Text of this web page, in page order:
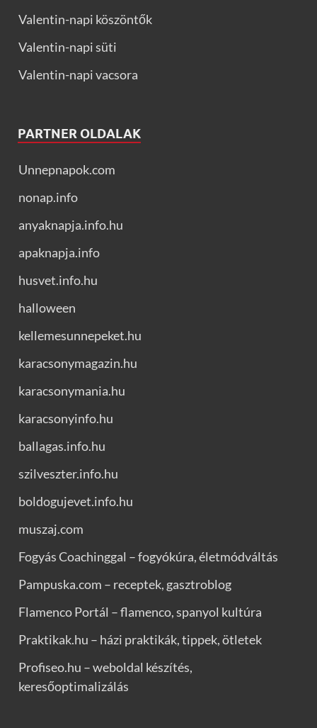
Valentin-napi köszöntők
Valentin-napi süti
Valentin-napi vacsora
PARTNER OLDALAK
Unnepnapok.com
nonap.info
anyaknapja.info.hu
apaknapja.info
husvet.info.hu
halloween
kellemesunnepeket.hu
karacsonymagazin.hu
karacsonymania.hu
karacsonyinfo.hu
ballagas.info.hu
szilveszter.info.hu
boldogujevet.info.hu
muszaj.com
Fogyás Coachinggal – fogyókúra, életmódváltás
Pampuska.com – receptek, gasztroblog
Flamenco Portál – flamenco, spanyol kultúra
Praktikak.hu – házi praktikák, tippek, ötletek
Profiseo.hu – weboldal készítés,
keresőoptimalizálás